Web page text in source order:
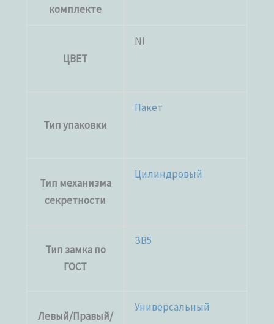
комплекте
ЦВЕТ
NI
Тип упаковки
Пакет
Тип механизма
секретности
Цилиндровый
Тип замка по
ГОСТ
ЗВ5
Левый/Правый/
Универсальный